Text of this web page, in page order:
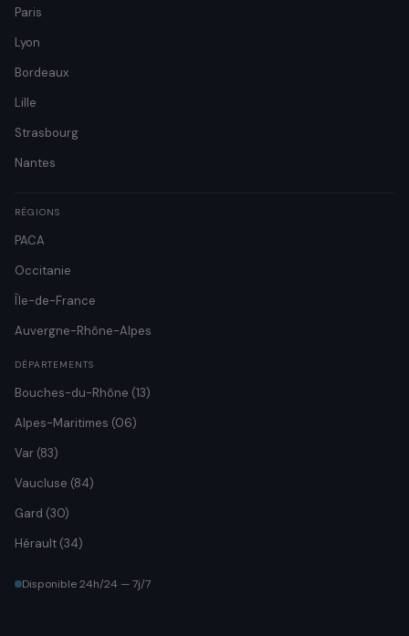
Paris
Lyon
Bordeaux
Lille
Strasbourg
Nantes
RÉGIONS
PACA
Occitanie
Île-de-France
Auvergne-Rhône-Alpes
DÉPARTEMENTS
Bouches-du-Rhône (13)
Alpes-Maritimes (06)
Var (83)
Vaucluse (84)
Gard (30)
Hérault (34)
Disponible 24h/24 — 7j/7